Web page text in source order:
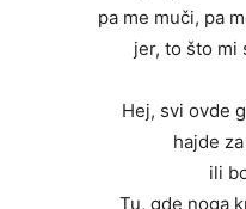
pa me muči, pa
jer, to što mi
Hej, svi ovde
hajde
ili
Tu, gde noga